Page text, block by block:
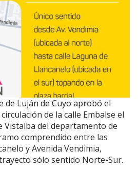
de Luján de Cuyo aprobó el
de la calle Embalse el
Vistalba del departamento de
comprendido entre las
y Avenida Vendimia,
sólo sentido Norte-Sur.